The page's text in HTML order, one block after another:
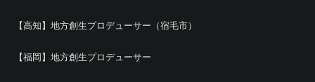
【高知】地方創生プロデューサー（宿毛市）
【福岡】地方創生プロデューサー